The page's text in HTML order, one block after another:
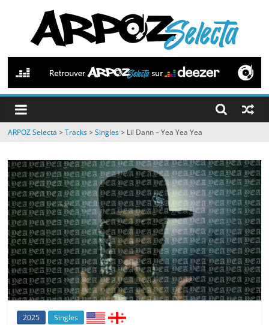
contenu
ARPOZ
Selecta
by
ARPOZ
BENNO
ARPOZ Selecta >Tracks>Singles> Lil Dann – Yea Yea Yea
2025 Singles